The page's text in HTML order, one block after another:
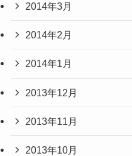
2014年3月
2014年2月
2014年1月
2013年12月
2013年11月
2013年10月